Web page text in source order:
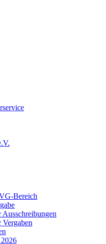
Bereich